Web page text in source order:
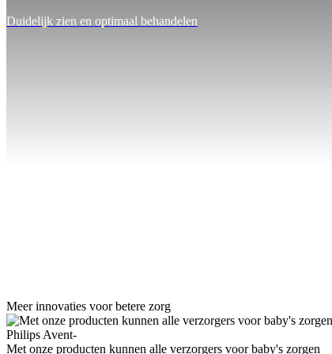
Duidelijk zien en optimaal behandelen
Meer innovaties voor betere zorg
Philips Avent-
Met onze producten kunnen alle verzorgers voor baby's zorgen